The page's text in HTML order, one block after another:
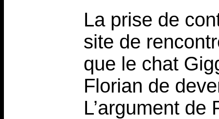
La prise de
site de
que le chat
Florian de
L’argument